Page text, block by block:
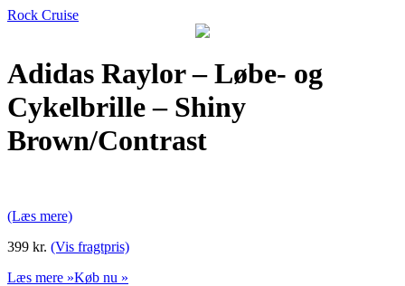
Rock Cruise
Adidas Raylor – Løbe- og
Cykelbrille – Shiny
Brown/Contrast
(Læs mere)
399 kr. (Vis fragtpris)
Læs mere »Køb nu »